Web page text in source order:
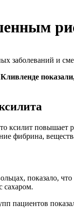
ксилит повышает
фибрина,
показало,
сахаром.
пациентов